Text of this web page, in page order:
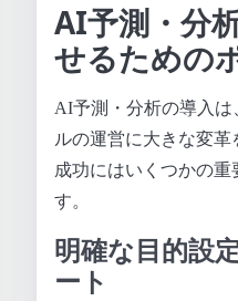
AI予測・分
せるための
AI予測・分析の導入
ルの運営に大きな変
成功にはいくつかの重
す。
明確な目的設
ート